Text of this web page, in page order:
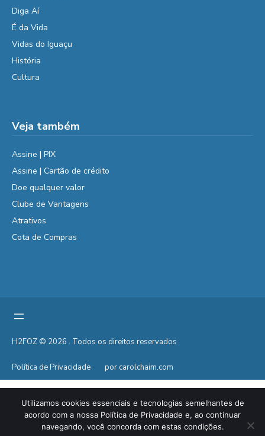
Diga Aí
É da Vida
Vidas do Iguaçu
História
Cultura
Veja também
Assine | PIX
Assine | Cartão de crédito
Doe qualquer valor
Clube de Vantagens
Atrativos
Cota de Compras
H2FOZ © 2026 . Todos os direitos reservados
Política de Privacidade por carolchaim.com
Utilizamos cookies essenciais e tecnologias semelhantes de
acordo com a nossa Política de Privacidade e, ao continuar
navegando, você concorda com estas condições.